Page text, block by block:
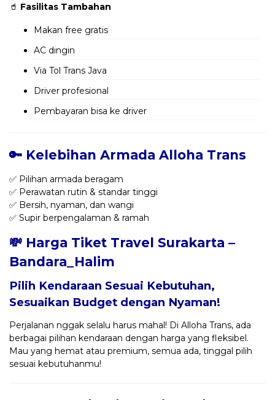
🥤 Fasilitas Tambahan
Makan free gratis
AC dingin
Via Tol Trans Java
Driver profesional
Pembayaran bisa ke driver
🔑 Kelebihan Armada Alloha Trans
✅ Pilihan armada beragam
✅ Perawatan rutin & standar tinggi
✅ Bersih, nyaman, dan wangi
✅ Supir berpengalaman & ramah
💸 Harga Tiket Travel Surakarta –
Bandara_Halim
Pilih Kendaraan Sesuai Kebutuhan,
Sesuaikan Budget dengan Nyaman!
Perjalanan nggak selalu harus mahal! Di Alloha Trans, ada
berbagai pilihan kendaraan dengan harga yang fleksibel.
Mau yang hemat atau premium, semua ada, tinggal pilih
sesuai kebutuhanmu!